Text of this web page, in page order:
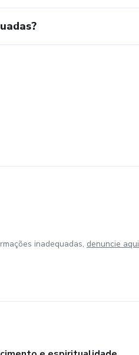
inadequadas, denuncie aqui